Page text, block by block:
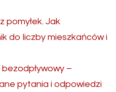
pomyłek. Jak
do liczby mieszkańców i
–
pytania i odpowiedzi